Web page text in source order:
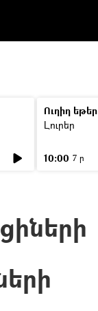
Ուղիղ եթեր
Լուրեր
10:00 7 ր